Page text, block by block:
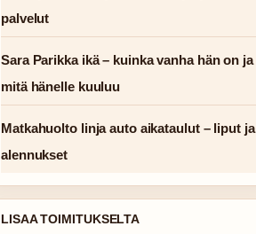
palvelut
Sara Parikka ikä – kuinka vanha hän on ja
mitä hänelle kuuluu
Matkahuolto linja auto aikataulut – liput ja
alennukset
LISAA TOIMITUKSELTA